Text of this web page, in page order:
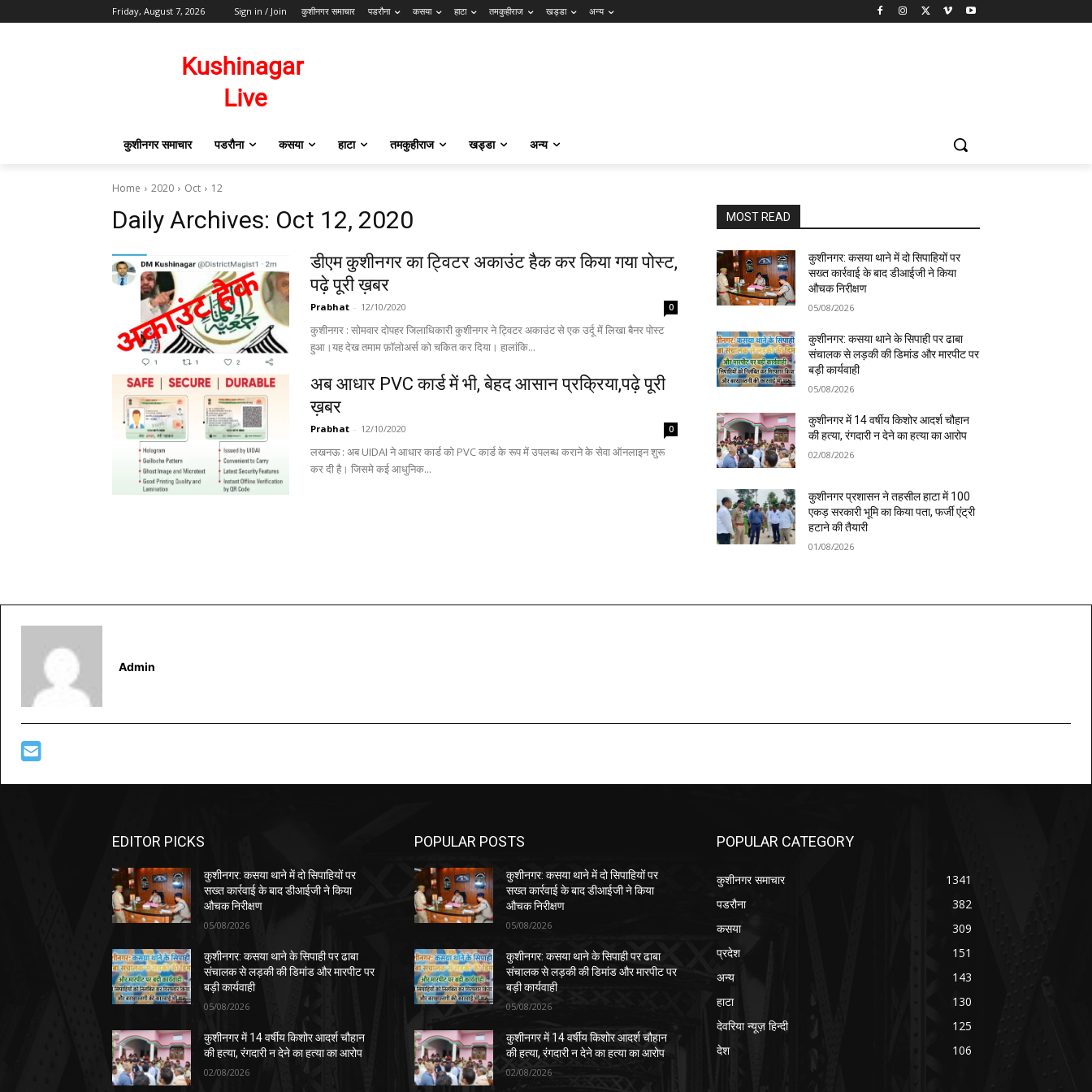
Friday, August 7, 2026 Sign in / Join कुशीनगर समाचार पडरौना कसया हाटा तमकुहीराज खड्डा अन्य
कुशीनगर समाचार पडरौना कसया हाटा तमकुहीराज खड्डा अन्य
Home 2020 Oct 12
Daily Archives: Oct 12, 2020
डीएम कुशीनगर का ट्विटर अकाउंट हैक कर किया गया पोस्ट,
पढ़े पूरी ख़बर
Prabhat - 12/10/2020 0
कुशीनगर : सोमवार दोपहर जिलाधिकारी कुशीनगर ने ट्विटर अकाउंट से एक उर्दू में लिखा बैनर पोस्ट
हुआ।यह देख तमाम फ़ॉलोअर्स को चकित कर दिया। हालांकि...
अब आधार PVC कार्ड में भी, बेहद आसान प्रक्रिया,पढ़े पूरी
ख़बर
Prabhat - 12/10/2020 0
लखनऊ : अब UIDAI ने आधार कार्ड को PVC कार्ड के रूप में उपलब्ध कराने के सेवा ऑनलाइन शुरू
कर दी है। जिसमे कई आधुनिक...
MOST READ
कुशीनगर: कसया थाने में दो सिपाहियों पर
सख्त कार्रवाई के बाद डीआईजी ने किया
औचक निरीक्षण
05/08/2026
कुशीनगर: कसया थाने के सिपाही पर ढाबा
संचालक से लड़की की डिमांड और मारपीट पर
बड़ी कार्यवाही
05/08/2026
कुशीनगर में 14 वर्षीय किशोर आदर्श चौहान
की हत्या, रंगदारी न देने का हत्या का आरोप
02/08/2026
कुशीनगर प्रशासन ने तहसील हाटा में 100
एकड़ सरकारी भूमि का किया पता, फर्जी एंट्री
हटाने की तैयारी
01/08/2026
Admin
EDITOR PICKS
कुशीनगर: कसया थाने में दो सिपाहियों पर
सख्त कार्रवाई के बाद डीआईजी ने किया
औचक निरीक्षण
05/08/2026
कुशीनगर: कसया थाने के सिपाही पर ढाबा
संचालक से लड़की की डिमांड और मारपीट पर
बड़ी कार्यवाही
05/08/2026
कुशीनगर में 14 वर्षीय किशोर आदर्श चौहान
की हत्या, रंगदारी न देने का हत्या का आरोप
02/08/2026
POPULAR POSTS
कुशीनगर: कसया थाने में दो सिपाहियों पर
सख्त कार्रवाई के बाद डीआईजी ने किया
औचक निरीक्षण
05/08/2026
कुशीनगर: कसया थाने के सिपाही पर ढाबा
संचालक से लड़की की डिमांड और मारपीट पर
बड़ी कार्यवाही
05/08/2026
कुशीनगर में 14 वर्षीय किशोर आदर्श चौहान
की हत्या, रंगदारी न देने का हत्या का आरोप
02/08/2026
POPULAR CATEGORY
कुशीनगर समाचार
1341
पडरौना
382
कसया
309
प्रदेश
151
अन्य
143
हाटा
130
देवरिया न्यूज़ हिन्दी
125
देश
106